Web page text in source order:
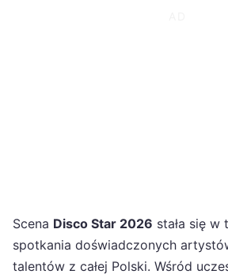
Scena Disco Star 2026 stała się w
spotkania doświadczonych
talentów z całej Polski. Wśród